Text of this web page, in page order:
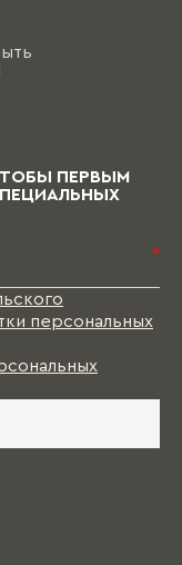
ПЕРВЫМ
*
персональных